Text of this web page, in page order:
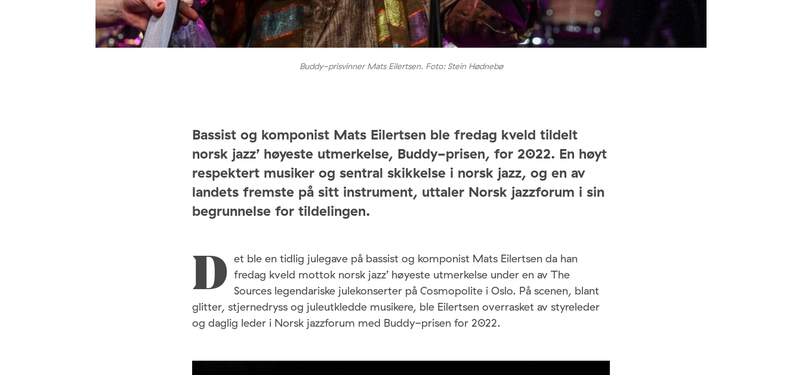
Buddy-prisvinner Mats Eilertsen. Foto: Stein Hødnebø
Bassist og komponist Mats Eilertsen ble fredag kveld tildelt
norsk jazz’ høyeste utmerkelse, Buddy-prisen, for 2022. En høyt
respektert musiker og sentral skikkelse i norsk jazz, og en av
landets fremste på sitt instrument, uttaler Norsk jazzforum i sin
begrunnelse for tildelingen.
D et ble en tidlig julegave på bassist og komponist Mats Eilertsen da han
fredag kveld mottok norsk jazz’ høyeste utmerkelse under en av The
Sources legendariske julekonserter på Cosmopolite i Oslo. På scenen, blant
glitter, stjernedryss og juleutkledde musikere, ble Eilertsen overrasket av styreleder
og daglig leder i Norsk jazzforum med Buddy-prisen for 2022.